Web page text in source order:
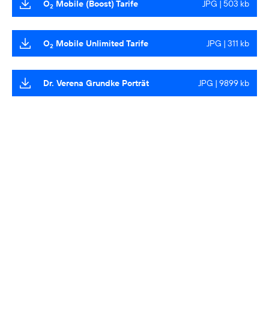
O2 Mobile (Boost) Tarife JPG | 503 kb
O2 Mobile Unlimited Tarife JPG | 311 kb
Dr. Verena Grundke Porträt JPG | 9899 kb